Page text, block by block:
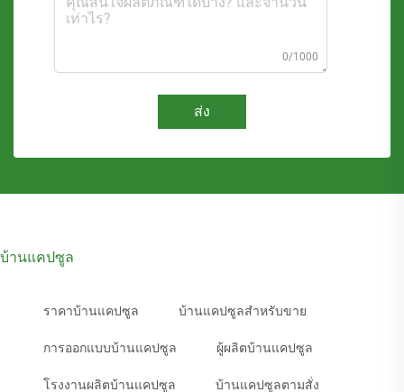
0/1000
ส่ง
บ้านแคปซูล
ราคาบ้านแคปซูล บ้านแคปซูลสำหรับขาย
การออกแบบบ้านแคปซูล ผู้ผลิตบ้านแคปซูล
โรงงานผลิตบ้านแคปซูล บ้านแคปซูลตามสั่ง